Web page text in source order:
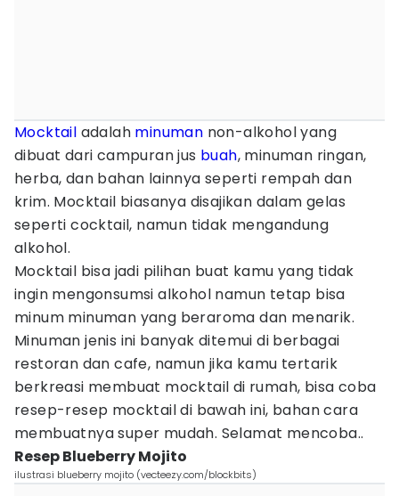
Mocktail adalah minuman non-alkohol yang
dibuat dari campuran jus buah, minuman ringan,
herba, dan bahan lainnya seperti rempah dan
krim. Mocktail biasanya disajikan dalam gelas
seperti cocktail, namun tidak mengandung
alkohol.
Mocktail bisa jadi pilihan buat kamu yang tidak
ingin mengonsumsi alkohol namun tetap bisa
minum minuman yang beraroma dan menarik.
Minuman jenis ini banyak ditemui di berbagai
restoran dan cafe, namun jika kamu tertarik
berkreasi membuat mocktail di rumah, bisa coba
resep-resep mocktail di bawah ini, bahan cara
membuatnya super mudah. Selamat mencoba..
Resep Blueberry Mojito
ilustrasi blueberry mojito (vecteezy.com/blockbits)